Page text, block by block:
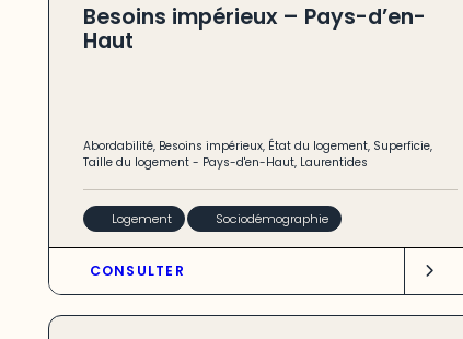
Besoins impérieux – Pays-d’en-
Haut
Abordabilité, Besoins impérieux, État du logement, Superficie,
Taille du logement- Pays-d'en-Haut, Laurentides
Logement Sociodémographie
CONSULTER